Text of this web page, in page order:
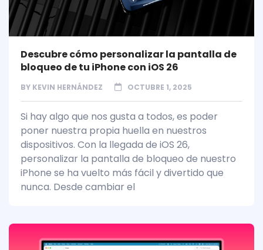
Descubre cómo personalizar la pantalla de
bloqueo de tu iPhone con iOS 26
BY KEVIN HERNÁNDEZ OCTUBRE 1, 2025
Si hay algo que nos gusta a todos, es poder
poner nuestra propia huella en nuestros
dispositivos. Con la llegada de iOS 26,
personalizar la pantalla de bloqueo de nuestro
iPhone se ha vuelto más fácil y divertido que
nunca. Desde cambiar el